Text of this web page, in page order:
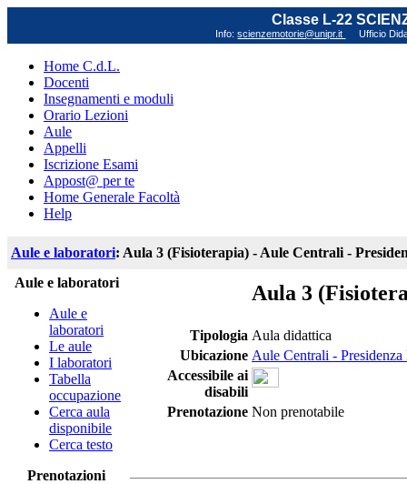
Classe L-22
Info:scienzemotorie@unipr.it Ufficio
Home C.d.L.
Docenti
Insegnamenti e moduli
Orario Lezioni
Aule
Appelli
Iscrizione Esami
Appost@ per te
Home Generale Facoltà
Help
Aule e laboratori: Aula 3 (Fisioterapia) - Aule Centrali -
Aule e laboratori
Aule e
laboratori
Le aule
I laboratori
Tabella
occupazione
Cerca aula
disponibile
Cerca testo
Prenotazioni
Aula 3
Tipologia Aula didattica
Ubicazione Aule Centrali -
Accessibile ai
disabili
Prenotazione Non prenotabile